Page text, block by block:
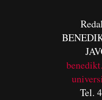
Tel.